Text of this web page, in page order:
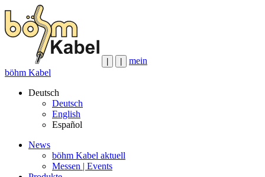
mein
böhm Kabel
Deutsch
Deutsch
English
Español
News
böhm Kabel aktuell
Messen | Events